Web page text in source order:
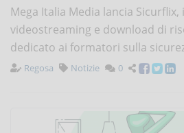
Mega Italia Media lancia
videostreaming e download di
dedicato ai formatori sulla
Regosa Notizie 0